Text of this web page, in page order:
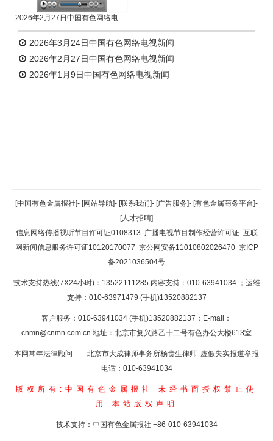
2026年2月27日中国有色网络电视新闻
2026年3月24日中国有色网络电视新闻
2026年2月27日中国有色网络电视新闻
2026年1月9日中国有色网络电视新闻
返回顶部
返回首页
[中国有色金属报社]- [网站导航]- [联系我们]- [广告服务]- [有色金属商务平台]-
[人才招聘]
信息网络传播视听节目许可证0108313 广播电视节目制作经营许可证 互联
网新闻信息服务许可证10120170077 京公网安备11010802026470 京ICP
备2021036504号
技术支持热线(7X24小时)：13522111285 内容支持：010-63941034 ；运维
支持：010-63971479 (手机)13520882137
客户服务：010-63941034 (手机)13520882137；E-mail：
cnmn@cnmn.com.cn 地址：北京市复兴路乙十二号有色办公大楼613室
本网常年法律顾问——北京市大成律师事务所杨贵生律师 虚假失实报道举报
电话：010-63941034
版权所有:中国有色金属报社
未经书面授权禁止使
用 本站版权声明
技术支持：中国有色金属报社 +86-010-63941034